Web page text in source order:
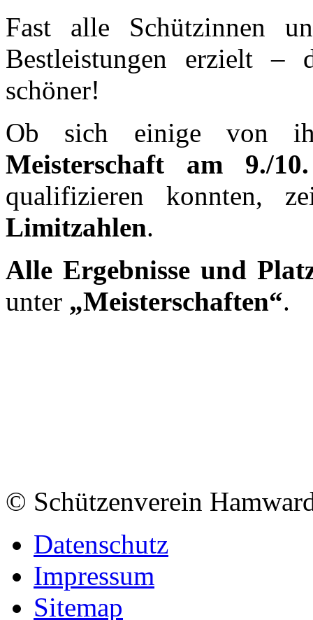
Fast alle Schützinnen
Bestleistungen erzielt –
schöner!
Ob sich einige von
Meisterschaft am 9./
qualifizieren konnten,
Limitzahlen.
Alle Ergebnisse und
unter „Meisterschaften“.
© Schützenverein
Datenschutz
Impressum
Sitemap